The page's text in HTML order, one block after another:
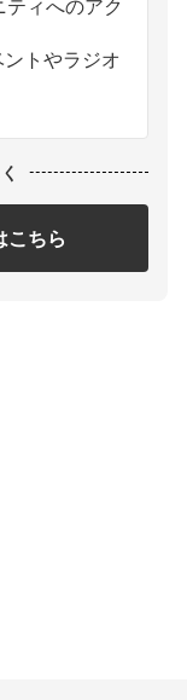
ィへのアク
トやラジオ
ちら